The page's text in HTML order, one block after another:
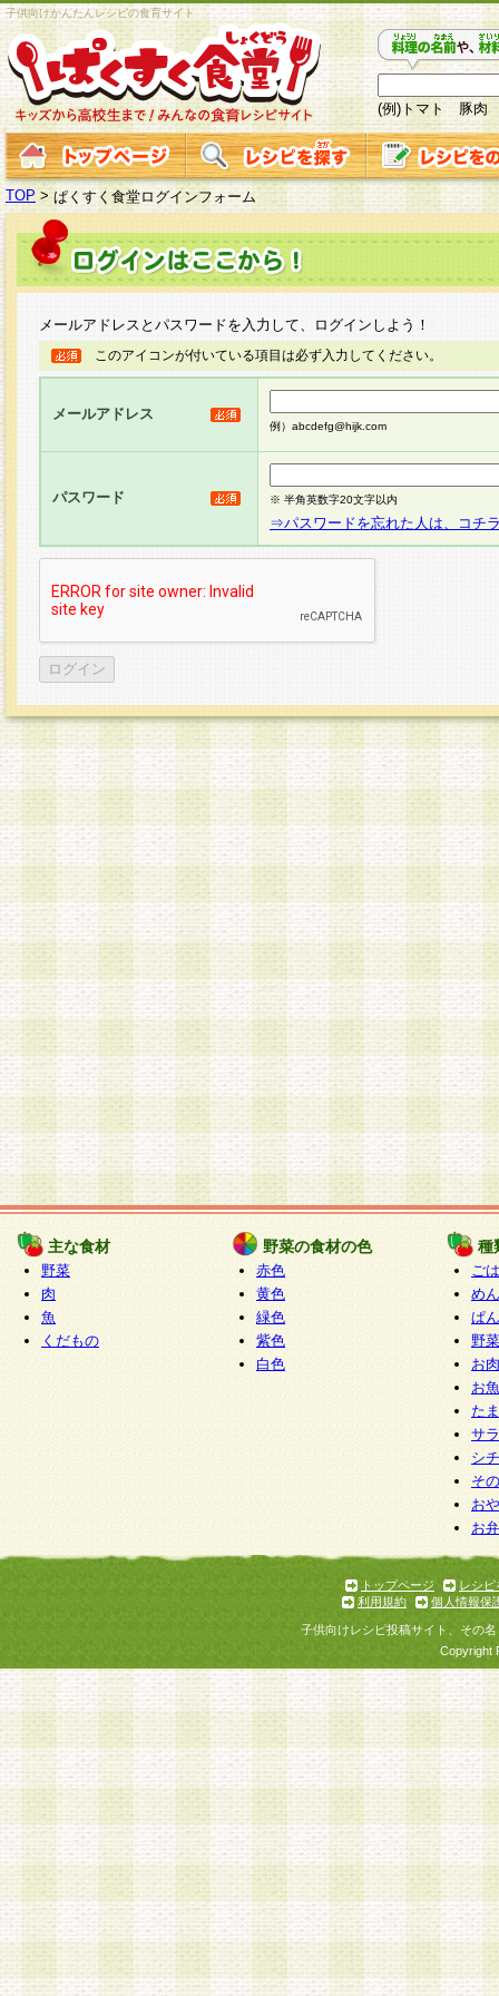
子供向けかんたんレシピの食育サイト
(例)トマト 豚肉
TOP > ぱくすく食堂ログインフォーム
メールアドレスとパスワードを入力して、ログインしよう！
このアイコンが付いている項目は必ず入力してください。
メールアドレス
例）abcdefg@hijk.com
パスワード ※ 半角英数字20文字以内
⇒パスワードを忘れた人は、コチ
主な食材
野菜
肉
魚
くだもの
野菜の食材の色
赤色
黄色
緑色
紫色
白色
種
ご
めん
ぱん
野
お
お
た
サ
シ
そ
お
お
トップページ
レシピ
利用規約
個人情報保
子供向けレシピ投稿サイト、その
Copyright